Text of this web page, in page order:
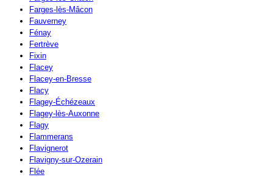
Farges-lès-Mâcon
Fauverney
Fénay
Fertrève
Fixin
Flacey
Flacey-en-Bresse
Flacy
Flagey-Échézeaux
Flagey-lès-Auxonne
Flagy
Flammerans
Flavignerot
Flavigny-sur-Ozerain
Flée